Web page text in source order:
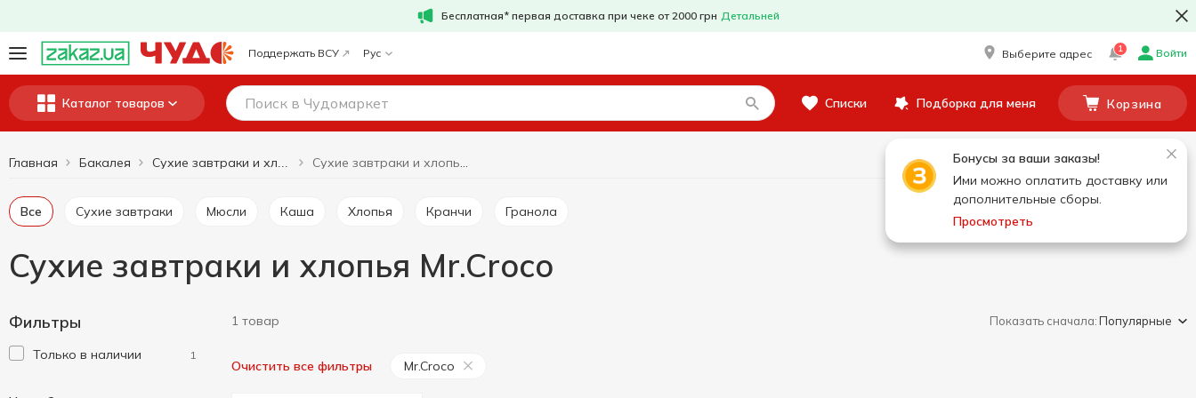
Бесплатная* первая доставка при чеке от 2000 грн Детальней
Поддержать ВСУ Рус Выберите адрес 1 Войти
Каталог товаров Списки Подборка для меня Корзина
Бонусы за ваши заказы!
Ими можно оплатить доставку или
дополнительные сборы.
Просмотреть
Главная Бакалея Сухие завтраки и хлопья Mr.Croco
Все Сухие завтраки Мюсли Каша Хлопья Кранчи Гранола
Сухие завтраки и хлопья Mr.Croco
Фильтры
Только в наличии 1
1 товар Показать сначала:Популярные
Очистить все фильтры Mr.Croco